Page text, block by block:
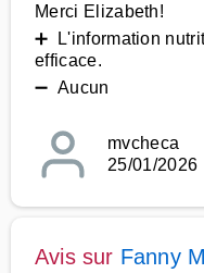
Merci Elizabeth!
➕ L'information
efficace.
➖ Aucun
mvcheca
25/01/2026
Avis sur Fanny